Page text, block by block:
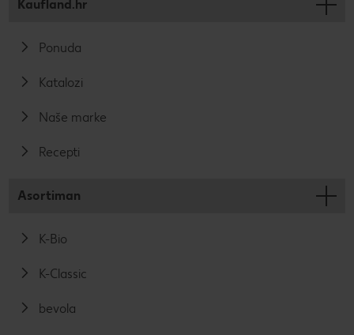
Kaufland.hr
Ponuda
Katalozi
Naše marke
Recepti
Asortiman
K-Bio
K-Classic
bevola